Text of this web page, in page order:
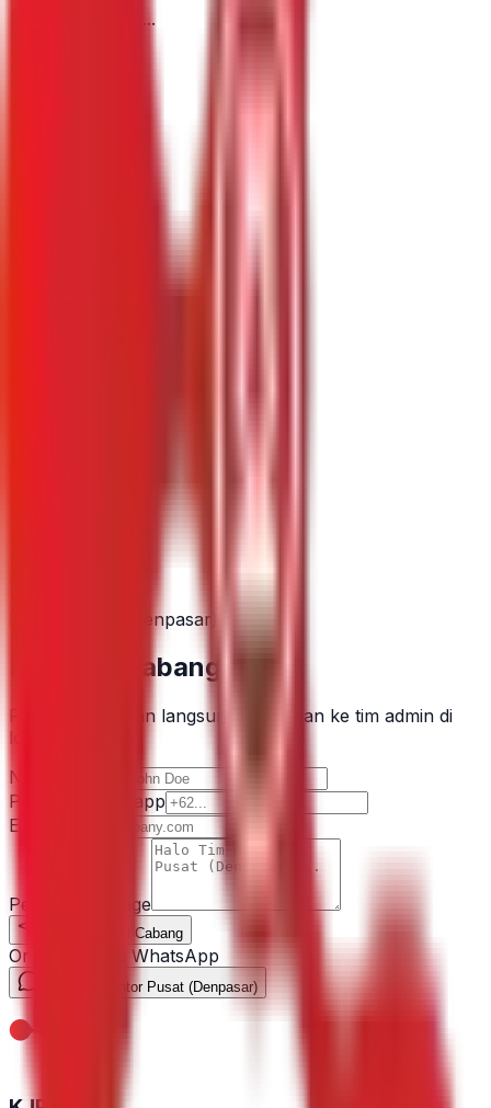
Memuat Peta...
Kantor Pusat (Denpasar)
Hubungi Cabang Ini
Pesan Anda akan langsung diarahkan ke tim admin di
Nama / Name
Phone / Whatsapp
Email
Pesan / Message
Kirim ke Email Cabang
Or contact via WhatsApp
Chat WA Kantor Pusat (Denpasar)